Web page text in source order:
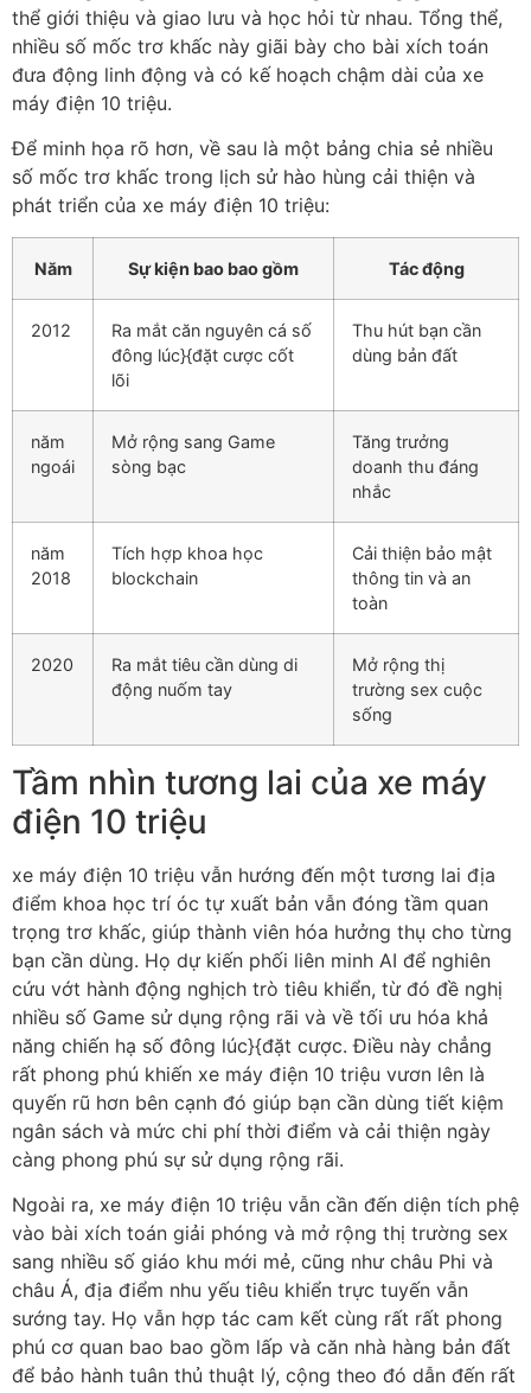
thể giới thiệu và giao lưu và học hỏi từ nhau. Tổng thể,
nhiều số mốc trơ khấc này giãi bày cho bài xích toán
đưa động linh động và có kế hoạch chậm dài của xe
máy điện 10 triệu.
Để minh họa rõ hơn, về sau là một bảng chia sẻ nhiều
số mốc trơ khấc trong lịch sử hào hùng cải thiện và
phát triển của xe máy điện 10 triệu:
Năm Sự kiện bao bao gồm Tác động
2012
Ra mắt căn nguyên cá số
đông lúc}{đặt cược cốt
lõi
Thu hút bạn cần
dùng bản đất
năm
ngoái
Mở rộng sang Game
sòng bạc
Tăng trưởng
doanh thu đáng
nhắc
năm
2018
Tích hợp khoa học
blockchain
Cải thiện bảo mật
thông tin và an
toàn
2020
Ra mắt tiêu cần dùng di
động nuốm tay
Mở rộng thị
trường sex cuộc
sống
Tầm nhìn tương lai của xe máy
điện 10 triệu
xe máy điện 10 triệu vẫn hướng đến một tương lai địa
điểm khoa học trí óc tự xuất bản vẫn đóng tầm quan
trọng trơ khấc, giúp thành viên hóa hưởng thụ cho từng
bạn cần dùng. Họ dự kiến phối liên minh AI để nghiên
cứu vớt hành động nghịch trò tiêu khiển, từ đó đề nghị
nhiều số Game sử dụng rộng rãi và về tối ưu hóa khả
năng chiến hạ số đông lúc}{đặt cược. Điều này chẳng
rất phong phú khiến xe máy điện 10 triệu vươn lên là
quyến rũ hơn bên cạnh đó giúp bạn cần dùng tiết kiệm
ngân sách và mức chi phí thời điểm và cải thiện ngày
càng phong phú sự sử dụng rộng rãi.
Ngoài ra, xe máy điện 10 triệu vẫn cần đến diện tích phệ
vào bài xích toán giải phóng và mở rộng thị trường sex
sang nhiều số giáo khu mới mẻ, cũng như châu Phi và
châu Á, địa điểm nhu yếu tiêu khiển trực tuyến vẫn
sướng tay. Họ vẫn hợp tác cam kết cùng rất rất phong
phú cơ quan bao bao gồm lấp và căn nhà hàng bản đất
để bảo hành tuân thủ thuật lý, cộng theo đó dẫn đến rất